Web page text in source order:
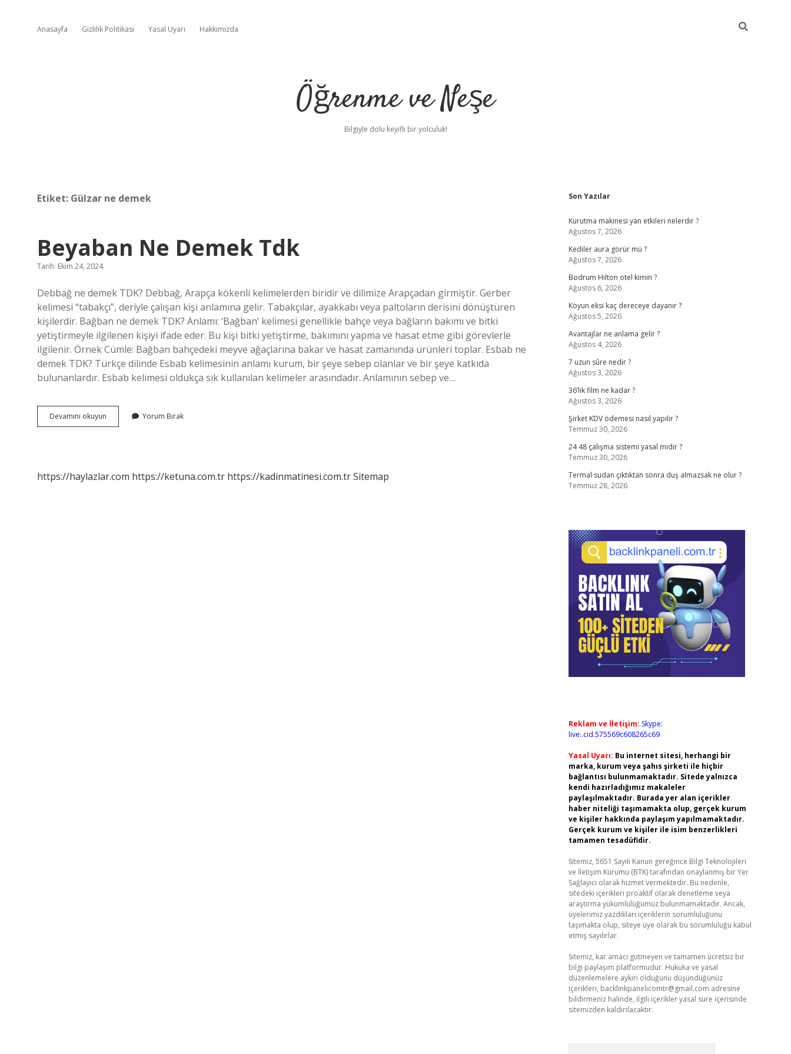
Anasayfa Gizlilik Politikası Yasal Uyarı Hakkımızda
Öğrenme ve Neşe
Bilgiyle dolu keyifli bir yolculuk!
Etiket: Gülzar ne demek
Beyaban Ne Demek Tdk
Tarih: Ekim 24, 2024
Debbağ ne demek TDK? Debbağ, Arapça kökenli kelimelerden biridir ve dilimize Arapçadan girmiştir. Gerber
kelimesi “tabakçı”, deriyle çalışan kişi anlamına gelir. Tabakçılar, ayakkabı veya paltoların derisini dönüştüren
kişilerdir. Bağban ne demek TDK? Anlamı: ‘Bağban’ kelimesi genellikle bahçe veya bağların bakımı ve bitki
yetiştirmeyle ilgilenen kişiyi ifade eder. Bu kişi bitki yetiştirme, bakımını yapma ve hasat etme gibi görevlerle
ilgilenir. Örnek Cümle: Bağban bahçedeki meyve ağaçlarına bakar ve hasat zamanında ürünleri toplar. Esbab ne
demek TDK? Türkçe dilinde Esbab kelimesinin anlamı kurum, bir şeye sebep olanlar ve bir şeye katkıda
bulunanlardır. Esbab kelimesi oldukça sık kullanılan kelimeler arasındadır. Anlamının sebep ve…
Devamını okuyun Beyaban
Ne
Yorum Bırak
https://haylazlar.com https://ketuna.com.tr https://kadinmatinesi.com.trSitemap
Sidebar
Son Yazılar
Kurutma makinesi yan etkileri nelerdir ?
Ağustos 7, 2026
Kediler aura görür mü ?
Ağustos 7, 2026
Bodrum Hilton otel kimin ?
Ağustos 6, 2026
Koyun eksi kaç dereceye dayanır ?
Ağustos 5, 2026
Avantajlar ne anlama gelir ?
Ağustos 4, 2026
7 uzun sûre nedir ?
Ağustos 3, 2026
36’lık film ne kadar ?
Ağustos 3, 2026
Şirket KDV ödemesi nasıl yapılır ?
Temmuz 30, 2026
24 48 çalışma sistemi yasal mıdır ?
Temmuz 30, 2026
Termal sudan çıktıktan sonra duş almazsak ne olur ?
Temmuz 28, 2026
Reklam ve İletişim: Skype:
live:.cid.575569c608265c69
Yasal Uyarı: Bu internet sitesi, herhangi bir
marka, kurum veya şahıs şirketi ile hiçbir
bağlantısı bulunmamaktadır. Sitede yalnızca
kendi hazırladığımız makaleler
paylaşılmaktadır. Burada yer alan içerikler
haber niteliği taşımamakta olup, gerçek kurum
ve kişiler hakkında paylaşım yapılmamaktadır.
Gerçek kurum ve kişiler ile isim benzerlikleri
tamamen tesadüfidir.
Sitemiz, 5651 Sayılı Kanun gereğince Bilgi Teknolojileri
ve İletişim Kurumu (BTK) tarafından onaylanmış bir Yer
Sağlayıcı olarak hizmet vermektedir. Bu nedenle,
sitedeki içerikleri proaktif olarak denetleme veya
araştırma yükümlülüğümüz bulunmamaktadır. Ancak,
üyelerimiz yazdıkları içeriklerin sorumluluğunu
taşımakta olup, siteye üye olarak bu sorumluluğu kabul
etmiş sayılırlar.
Sitemiz, kar amacı gütmeyen ve tamamen ücretsiz bir
bilgi paylaşım platformudur. Hukuka ve yasal
düzenlemelere aykırı olduğunu düşündüğünüz
içerikleri, backlinkpanelicomtr@gmail.com adresine
bildirmeniz halinde, ilgili içerikler yasal süre içerisinde
sitemizden kaldırılacaktır.
ilbetbetcipiabellacasino sitesi